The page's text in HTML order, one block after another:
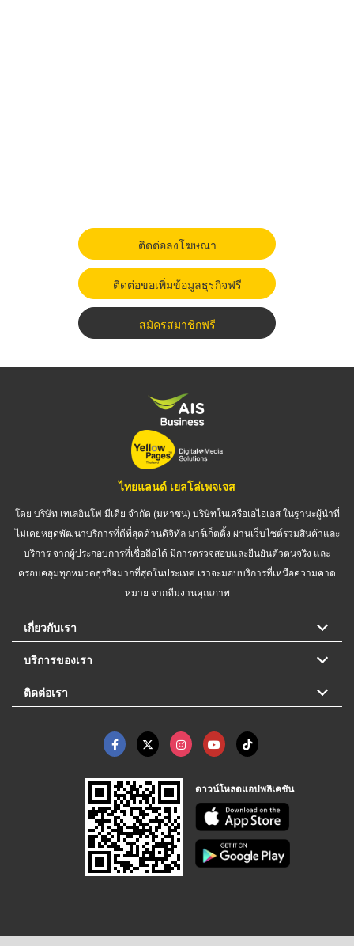
ติดต่อลงโฆษณา
ติดต่อขอเพิ่มข้อมูลธุรกิจฟรี
สมัครสมาชิกฟรี
ไทยแลนด์ เยลโล่เพจเจส
โดย บริษัท เทเลอินโฟ มีเดีย จำกัด (มหาชน) บริษัทในเครือเอไอเอส ในฐานะผู้นำที่
ไม่เคยหยุดพัฒนาบริการที่ดีที่สุดด้านดิจิทัล มาร์เก็ตติ้ง ผ่านเว็บไซต์รวมสินค้าและ
บริการ จากผู้ประกอบการที่เชื่อถือได้ มีการตรวจสอบและยืนยันตัวตนจริง และ
ครอบคลุมทุกหมวดธุรกิจมากที่สุดในประเทศ เราจะมอบบริการที่เหนือความคาด
หมาย จากทีมงานคุณภาพ
เกี่ยวกับเรา
บริการของเรา
ติดต่อเรา
ดาวน์โหลดแอปพลิเคชัน